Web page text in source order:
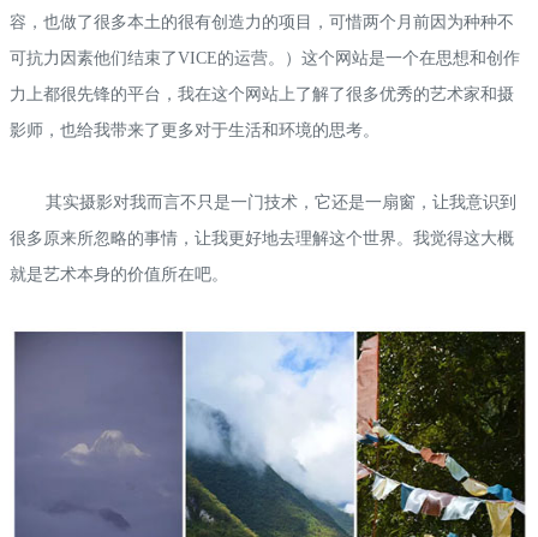
容，也做了很多本土的很有创造力的项目，可惜两个月前因为种种不
可抗力因素他们结束了VICE的运营。）这个网站是一个在思想和创作
力上都很先锋的平台，我在这个网站上了解了很多优秀的艺术家和摄
影师，也给我带来了更多对于生活和环境的思考。
其实摄影对我而言不只是一门技术，它还是一扇窗，让我意识到
很多原来所忽略的事情，让我更好地去理解这个世界。我觉得这大概
就是艺术本身的价值所在吧。